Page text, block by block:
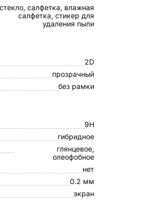
стекло, салфетка, влажная
салфетка, стикер для
удаления пыли
2D
прозрачный
без рамки
9H
гибридное
глянцевое,
олеофобное
нет
0.2 мм
экран